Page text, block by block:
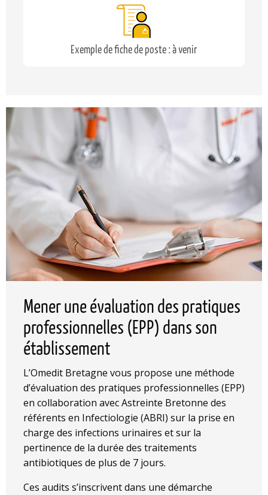
Exemple de fiche de poste : à venir
Mener une évaluation des pratiques
professionnelles (EPP) dans son
établissement
L’Omedit Bretagne vous propose une méthode
d’évaluation des pratiques professionnelles (EPP)
en collaboration avec Astreinte Bretonne des
référents en Infectiologie (ABRI) sur la prise en
charge des infections urinaires et sur la
pertinence de la durée des traitements
antibiotiques de plus de 7 jours.
Ces audits s’inscrivent dans une démarche